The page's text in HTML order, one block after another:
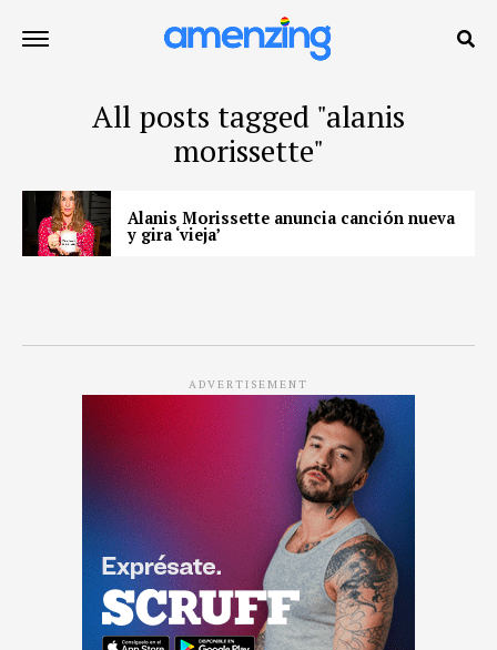
All posts tagged "alanis
morissette"
Alanis Morissette anuncia canción nueva
y gira ‘vieja’
ADVERTISEMENT